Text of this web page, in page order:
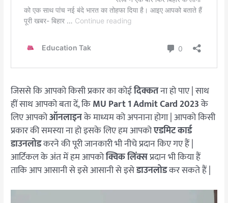
जिससे कि आपको किसी प्रकार का कोईदिक्कतना हो पाए | साथ
हीं साथ आपको बता दें, किMU Part 1 Admit Card 2023के
लिए आपकोऑनलाइनके माध्यम को अपनाना होगा | आपको किसी
प्रकार की समस्या ना हो इसके लिए हम आपकोएडमिट कार्ड
डाउनलोडकरने की पूरी जानकारी भी नीचे प्रदान किए गए हैं |
आर्टिकल के अंत में हम आपकोक्विक लिंक्सप्रदान भी किया हैं
ताकि आप आसानी से इसे आसानी से इसेडाउनलोडकर सकते हैं |